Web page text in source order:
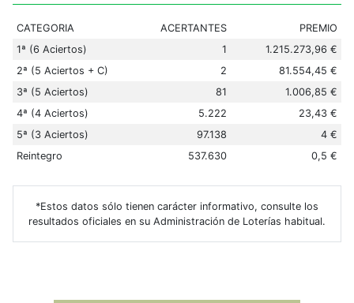
CATEGORIA ACERTANTES
PREMIO
1ª (6 Aciertos)
1
1.215.273,96 €
2ª (5 Aciertos + C)
2
81.554,45 €
3ª (5 Aciertos)
81
1.006,85 €
4ª (4 Aciertos)
5.222
23,43 €
5ª (3 Aciertos)
97.138
4 €
Reintegro
537.630 0,5 €
*Estos datos sólo tienen carácter informativo, consulte los
resultados oficiales en su Administración de Loterías habitual.